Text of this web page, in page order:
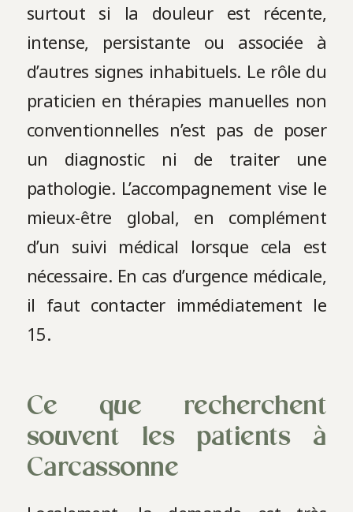
surtout si la douleur est récente,
intense, persistante ou associée à
d’autres signes inhabituels. Le rôle du
praticien en thérapies manuelles non
conventionnelles n’est pas de poser
un diagnostic ni de traiter une
pathologie. L’accompagnement vise le
mieux-être global, en complément
d’un suivi médical lorsque cela est
nécessaire. En cas d’urgence médicale,
il faut contacter immédiatement le
15.
Ce que recherchent
souvent les patients à
Carcassonne